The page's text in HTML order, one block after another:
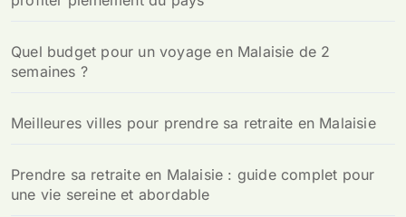
Quel budget pour un voyage en Malaisie de 2
semaines ?
Meilleures villes pour prendre sa retraite en Malaisie
Prendre sa retraite en Malaisie : guide complet pour
une vie sereine et abordable